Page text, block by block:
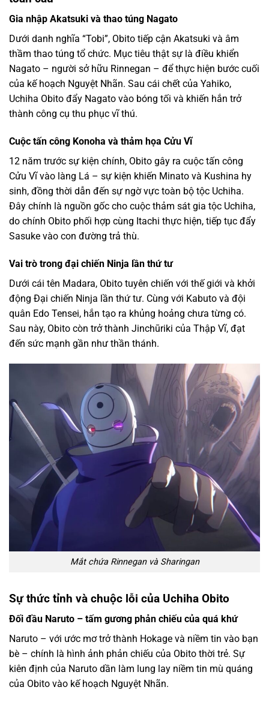
Gia nhập Akatsuki và thao túng Nagato
Dưới danh nghĩa “Tobi”, Obito tiếp cận Akatsuki và âm
thầm thao túng tổ chức. Mục tiêu thật sự là điều khiển
Nagato – người sở hữu Rinnegan – để thực hiện bước cuối
của kế hoạch Nguyệt Nhãn. Sau cái chết của Yahiko,
Uchiha Obito đẩy Nagato vào bóng tối và khiến hắn trở
thành công cụ thu phục vĩ thú.
Cuộc tấn công Konoha và thảm họa Cửu Vĩ
12 năm trước sự kiện chính, Obito gây ra cuộc tấn công
Cửu Vĩ vào làng Lá – sự kiện khiến Minato và Kushina hy
sinh, đồng thời dẫn đến sự ngờ vực toàn bộ tộc Uchiha.
Đây chính là nguồn gốc cho cuộc thảm sát gia tộc Uchiha,
do chính Obito phối hợp cùng Itachi thực hiện, tiếp tục đẩy
Sasuke vào con đường trả thù.
Vai trò trong đại chiến Ninja lần thứ tư
Dưới cái tên Madara, Obito tuyên chiến với thế giới và khởi
động Đại chiến Ninja lần thứ tư. Cùng với Kabuto và đội
quân Edo Tensei, hắn tạo ra khủng hoảng chưa từng có.
Sau này, Obito còn trở thành Jinchūriki của Thập Vĩ, đạt
đến sức mạnh gần như thần thánh.
Mắt chứa Rinnegan và Sharingan
Sự thức tỉnh và chuộc lỗi của Uchiha Obito
Đối đầu Naruto – tấm gương phản chiếu của quá khứ
Naruto – với ước mơ trở thành Hokage và niềm tin vào bạn
bè – chính là hình ảnh phản chiếu của Obito thời trẻ. Sự
kiên định của Naruto dần làm lung lay niềm tin mù quáng
của Obito vào kế hoạch Nguyệt Nhãn.